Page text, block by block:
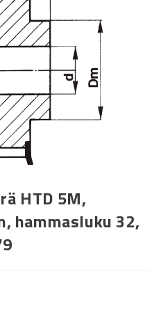
HTD 5M,
hammasluku 32,